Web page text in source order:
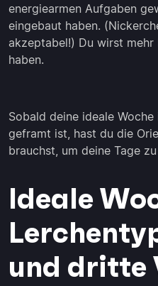
energiearmen Aufgaben
eingebaut haben.
akzeptabel!) Du wirst mehr
haben.
Sobald deine ideale
geframt ist, hast du die
brauchst, um deine Tage
Ideale
und dritte